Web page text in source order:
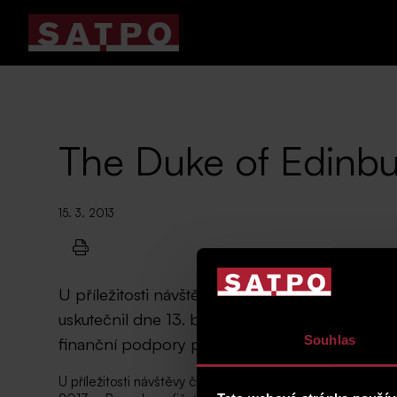
Souhlas
The Duke of
15. 3. 2013
U příležitosti návštěvy člena britské královské
uskutečnil dne 13. března 2013 v Praze
finanční podpory pobočky nadace
U příležitosti návštěvy člena britské královské rodiny,